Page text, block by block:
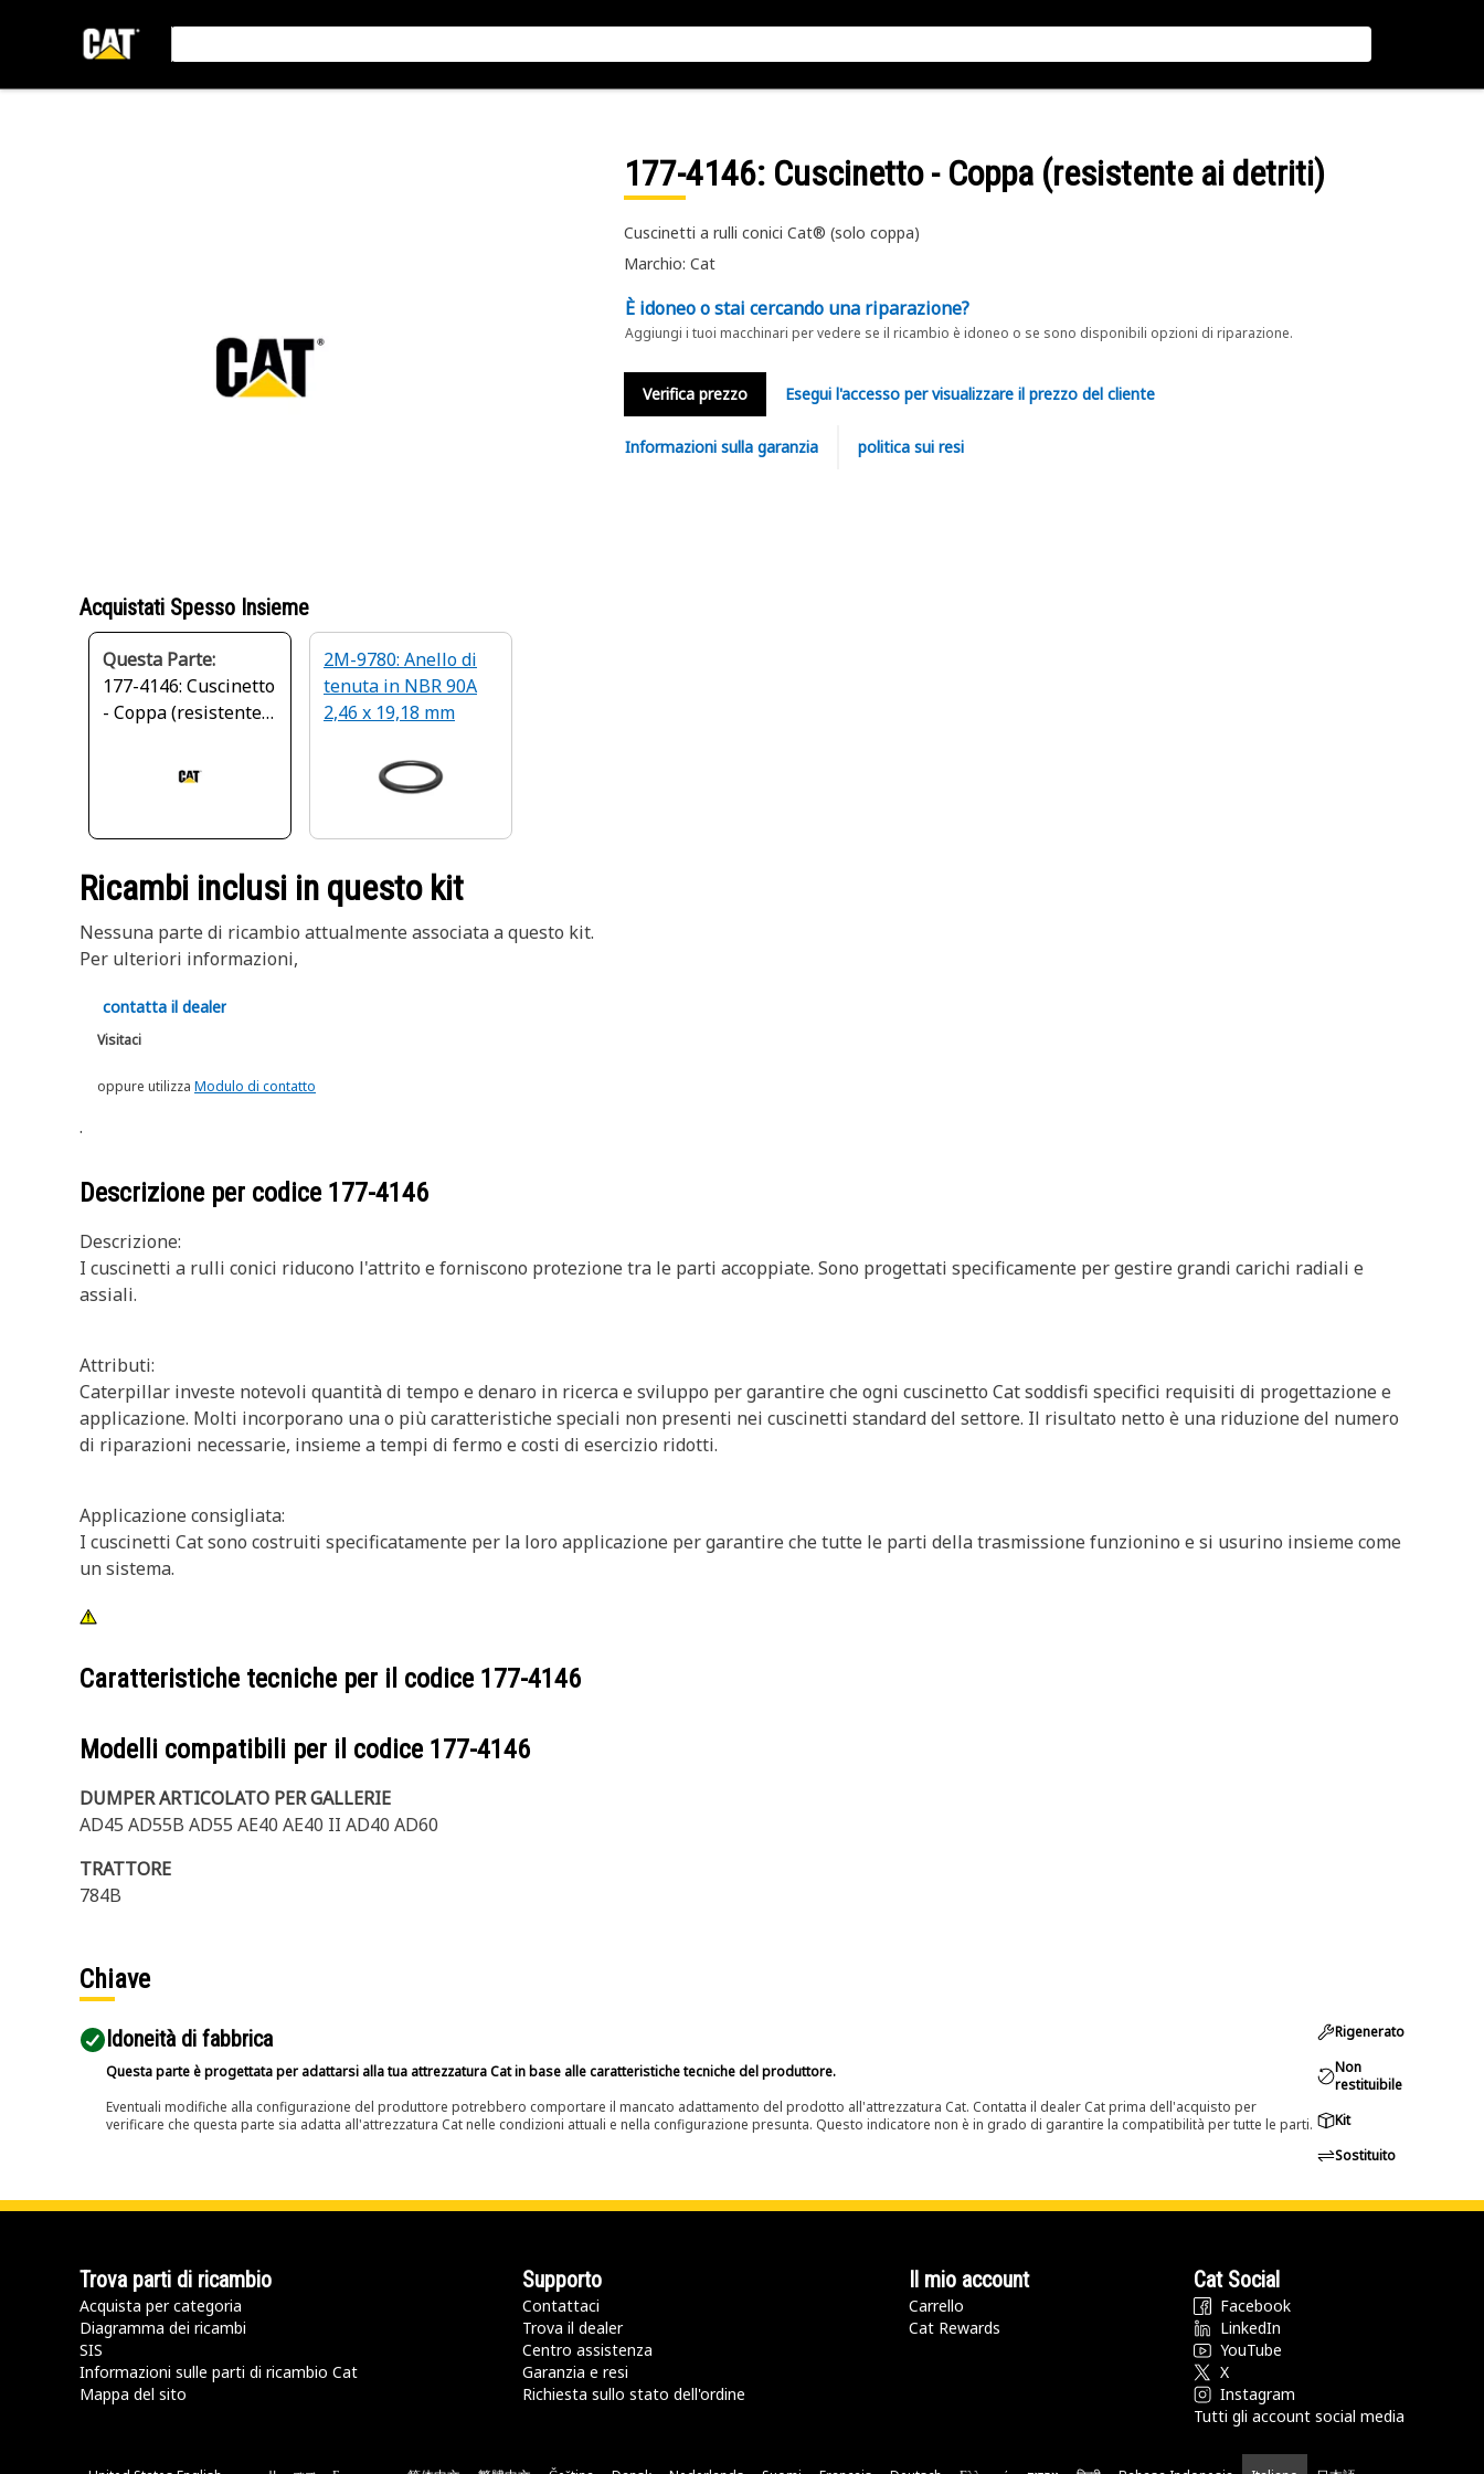
177-4146: Cuscinetto - Coppa (resistente ai detriti)
Cuscinetti a rulli conici Cat® (solo coppa)
Marchio: Cat
È idoneo o stai cercando una riparazione?
Aggiungi i tuoi macchinari per vedere se il ricambio è idoneo o se sono disponibili opzioni di riparazione.
Verifica prezzo Esegui l'accesso per visualizzare il prezzo del cliente
Informazioni sulla garanzia politica sui resi
Acquistati Spesso Insieme
Questa Parte:
177-4146: Cuscinetto
- Coppa (resistente
2M-9780: Anello di
tenuta in NBR 90A
2,46 x 19,18 mm
Ricambi inclusi in questo kit
Nessuna parte di ricambio attualmente associata a questo kit.
Per ulteriori informazioni,
contatta il dealer
Visitaci
oppure utilizza Modulo di contatto
.
Descrizione per codice 177-4146
Descrizione:
I cuscinetti a rulli conici riducono l'attrito e forniscono protezione tra le parti accoppiate. Sono progettati specificamente per gestire grandi carichi radiali e
assiali.
Attributi:
Caterpillar investe notevoli quantità di tempo e denaro in ricerca e sviluppo per garantire che ogni cuscinetto Cat soddisfi specifici requisiti di progettazione e
applicazione. Molti incorporano una o più caratteristiche speciali non presenti nei cuscinetti standard del settore. Il risultato netto è una riduzione del numero
di riparazioni necessarie, insieme a tempi di fermo e costi di esercizio ridotti.
Applicazione consigliata:
I cuscinetti Cat sono costruiti specificatamente per la loro applicazione per garantire che tutte le parti della trasmissione funzionino e si usurino insieme come
un sistema.
Caratteristiche tecniche per il codice 177-4146
Modelli compatibili per il codice 177-4146
DUMPER ARTICOLATO PER GALLERIE
AD45 AD55B AD55 AE40 AE40 II AD40 AD60
TRATTORE
784B
Chiave
Idoneità di fabbrica
Questa parte è progettata per adattarsi alla tua attrezzatura Cat in base alle caratteristiche tecniche del produttore.
Eventuali modifiche alla configurazione del produttore potrebbero comportare il mancato adattamento del prodotto all'attrezzatura Cat. Contatta il dealer Cat prima dell'acquisto per
verificare che questa parte sia adatta all'attrezzatura Cat nelle condizioni attuali e nella configurazione presunta. Questo indicatore non è in grado di garantire la compatibilità per tutte le parti.
Rigenerato
Non
restituibile
Kit
Sostituito
Trova parti di ricambio
Acquista per categoria
Diagramma dei ricambi
SIS
Informazioni sulle parti di ricambio Cat
Mappa del sito
Supporto
Contattaci
Trova il dealer
Centro assistenza
Garanzia e resi
Richiesta sullo stato dell'ordine
Il mio account
Carrello
Cat Rewards
Cat Social
Facebook
LinkedIn
YouTube
X
Instagram
Tutti gli account social media